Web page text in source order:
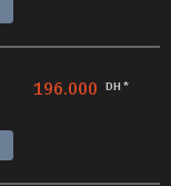
196.000 DH *